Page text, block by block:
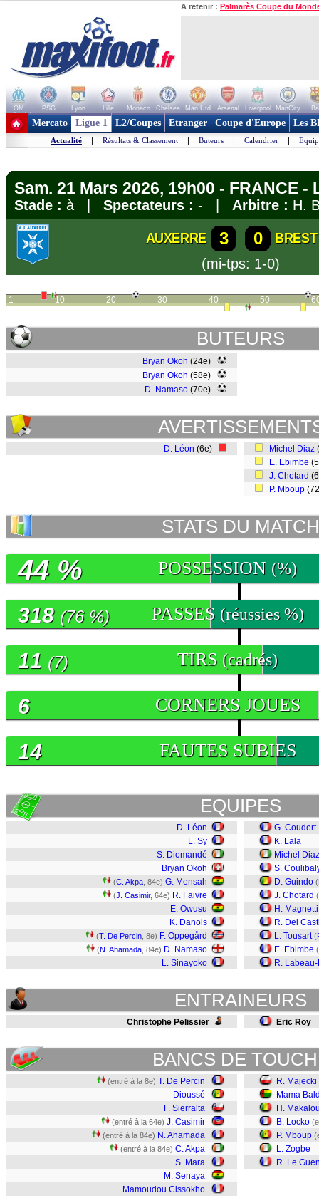
A retenir : Palmarès Coupe du
OM PSG Lyon Lille Monaco Chelsea Man Utd Arsenal Liverpool ManCity
+ de clubs
Mercato Ligue 1 L2/Coupes Etranger Coupe d'Europe Les
Actualité | Résultats & Classement | Buteurs | Calendrier |
Sam. 21 Mars 2026, 19h00 - FRANCE -
Stade : à | Spectateurs : - | Arbitre : H.
AUXERRE 3 0
BREST
(mi-tps: 1-0)
1 10 20 30 40 50
BUTEURS
Bryan Okoh (24e)
Bryan Okoh (58e)
D. Namaso (70e)
D. Léon (6e) Michel Diaz
E. Ebimbe
J. Chotard
P. Mboup
STATS DU MATCH
POSSESSION (%)
44 %
PASSES (réussies %)
318 (76 %)
TIRS (cadrés)
11 (7)
CORNERS JOUES
6
FAUTES SUBIES
14
EQUIPES
D. Léon
L. Sy
S. Diomandé
Bryan Okoh
(C. Akpa , 84e) G. Mensah
(J. Casimir, 64e) R. Faivre
E. Owusu
K. Danois
(T. De Percin , 8e) F. Oppegård
(N. Ahamada , 84e) D. Namaso
L. Sinayoko
G. Coudert
K. Lala
Michel Diaz
S.
D. Guindo (
J. Chotard (
H. Magnetti
R. Del
L. Tousart (
E. Ebimbe (
R.
ENTRAINEURS
Christophe Pelissier Eric Roy
BANCS DE
(entré à la 8e) T. De Percin
Dioussé
F. Sierralta
(entré à la 64e) J. Casimir
(entré à la 84e) N. Ahamada
(entré à la 84e) C. Akpa
S. Mara
M. Senaya
Mamoudou Cissokho
R. Majecki
Mama
H.
B. Locko
P. Mboup
L. Zogbe
R. Le